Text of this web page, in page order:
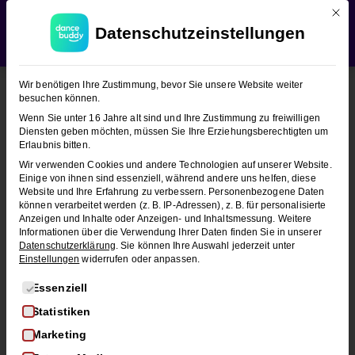
WEDDING SEASON SALE:
Hochzeitstanzkurse!Verwerfen
Langsamer Walzer als
Hochzeitstanz
Mit
Datenschutzeinstellungen
Wir benötigen Ihre Zustimmung, bevor Sie unsere Website weiter
besuchen können.
Wenn Sie unter 16 Jahre alt sind und Ihre Zustimmung zu freiwilligen
Diensten geben möchten, müssen Sie Ihre Erziehungsberechtigten um
Erlaubnis bitten.
Wir verwenden Cookies und andere Technologien auf unserer Website.
Einige von ihnen sind essenziell, während andere uns helfen, diese
Website und Ihre Erfahrung zu verbessern. Personenbezogene Daten
können verarbeitet werden (z. B. IP-Adressen), z. B. für personalisierte
Anzeigen und Inhalte oder Anzeigen- und Inhaltsmessung. Weitere
Informationen über die Verwendung Ihrer Daten finden Sie in unserer
Datenschutzerklärung. Sie können Ihre Auswahl jederzeit unter
Einstellungen widerrufen oder anpassen.
Es folgt eine Liste der Service-Gruppen, für die eine
Essenziell
Statistiken
Marketing